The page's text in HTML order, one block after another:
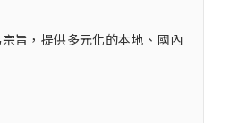
旨，提供多元化的本地、國內